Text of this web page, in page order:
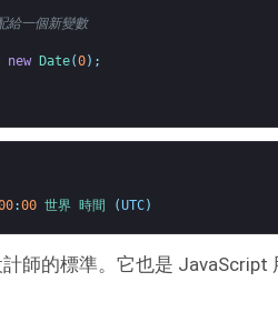
一個新變數
new Date(0) ;
:00 世界 時間 (UTC)
師的標準。它也是 JavaScript